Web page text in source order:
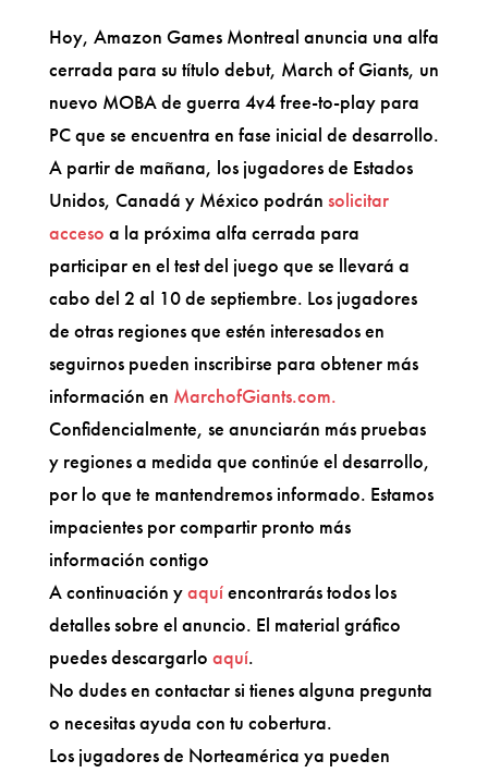
Hoy, Amazon Games Montreal anuncia una alfa
cerrada para su título debut, March of Giants, un
nuevo MOBA de guerra 4v4 free-to-play para
PC que se encuentra en fase inicial de desarrollo.
A partir de mañana, los jugadores de Estados
Unidos, Canadá y México podrán solicitar
acceso a la próxima alfa cerrada para
participar en el test del juego que se llevará a
cabo del 2 al 10 de septiembre. Los jugadores
de otras regiones que estén interesados en
seguirnos pueden inscribirse para obtener más
información en MarchofGiants.com.
Confidencialmente, se anunciarán más pruebas
y regiones a medida que continúe el desarrollo,
por lo que te mantendremos informado. Estamos
impacientes por compartir pronto más
información contigo
A continuación yaquíencontrarás todos los
detalles sobre el anuncio. El material gráfico
puedes descargarlo aquí.
No dudes en contactar si tienes alguna pregunta
o necesitas ayuda con tu cobertura.
Los jugadores de Norteamérica ya pueden